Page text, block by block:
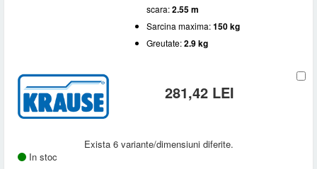
scara:2.55 m
Sarcina maxima:150 kg
Greutate:2.9 kg
281,42 LEI
Exista 6 variante/dimensiuni diferite.
In stoc